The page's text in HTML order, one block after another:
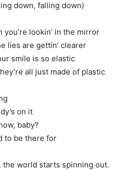
down, falling down)
you’re lookin’ in the mirror
lies are gettin’ clearer
smile is so elastic
all just made of plastic
on it
baby?
to be there for
the world starts spinning out.